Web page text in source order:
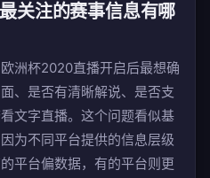
关注的赛事信息有哪
洲杯2020直播开启后最想确
、是否有清晰解说、是否支
文字直播。这个问题看似基
为不同平台提供的信息层级
平台偏数据，有的平台则更